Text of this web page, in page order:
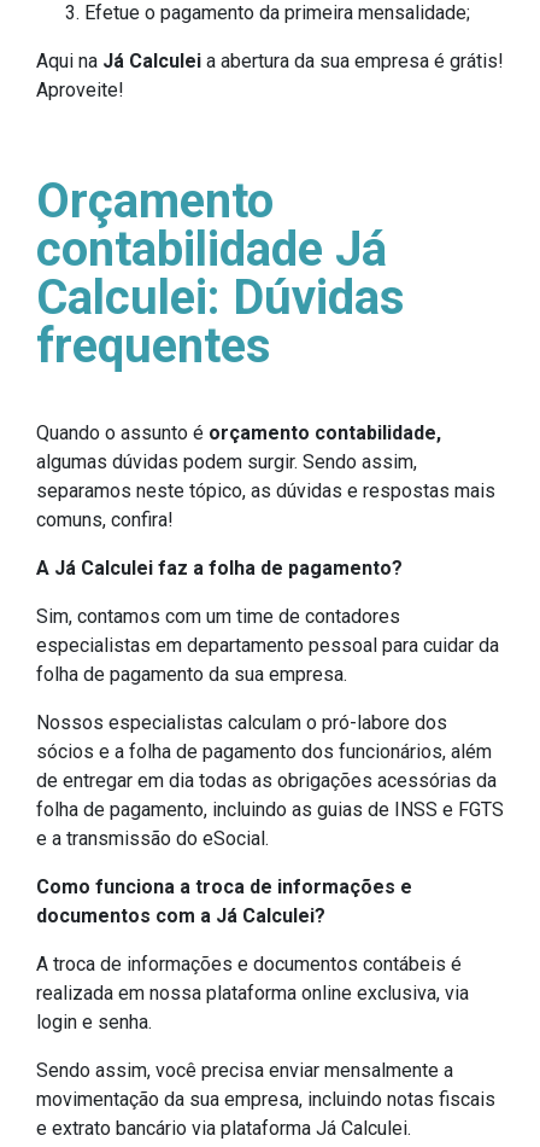
Efetue o pagamento da primeira mensalidade;
Aqui na Já Calculei a abertura da sua empresa é grátis!
Aproveite!
Orçamento
contabilidade Já
Calculei: Dúvidas
frequentes
Quando o assunto é orçamento contabilidade,
algumas dúvidas podem surgir. Sendo assim,
separamos neste tópico, as dúvidas e respostas mais
comuns, confira!
A Já Calculei faz a folha de pagamento?
Sim, contamos com um time de contadores
especialistas em departamento pessoal para cuidar da
folha de pagamento da sua empresa.
Nossos especialistas calculam o pró-labore dos
sócios e a folha de pagamento dos funcionários, além
de entregar em dia todas as obrigações acessórias da
folha de pagamento, incluindo as guias de INSS e FGTS
e a transmissão do eSocial.
Como funciona a troca de informações e
documentos com a Já Calculei?
A troca de informações e documentos contábeis é
realizada em nossa plataforma online exclusiva, via
login e senha.
Sendo assim, você precisa enviar mensalmente a
movimentação da sua empresa, incluindo notas fiscais
e extrato bancário via plataforma Já Calculei.